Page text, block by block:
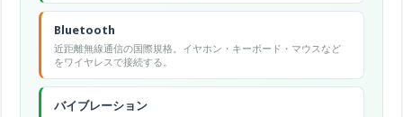
Bluetooth
近距離無線通信の国際規格。イヤホン・キーボード・マウスなど
をワイヤレスで接続する。
バイブレーション